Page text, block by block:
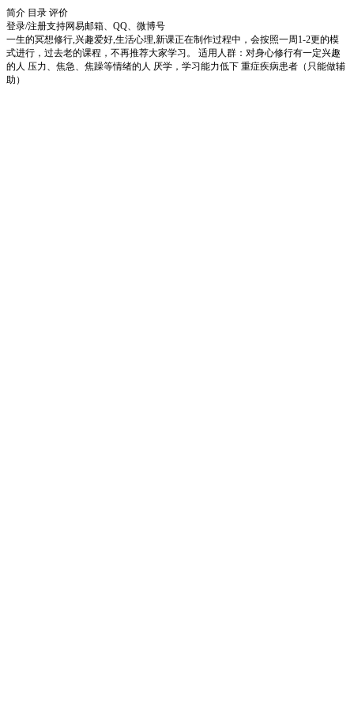
简介 目录 评价
登录/注册支持网易邮箱、QQ、微博号
一生的冥想修行,兴趣爱好,生活心理,新课正在制作过程中，会按照一周1-2更的模
式进行，过去老的课程，不再推荐大家学习。 适用人群：对身心修行有一定兴趣
的人 压力、焦急、焦躁等情绪的人 厌学，学习能力低下 重症疾病患者（只能做辅
助）